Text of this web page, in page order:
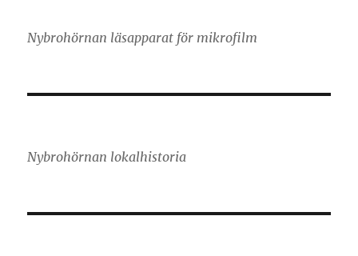
Nybrohörnan läsapparat för mikrofilm
Nybrohörnan lokalhistoria